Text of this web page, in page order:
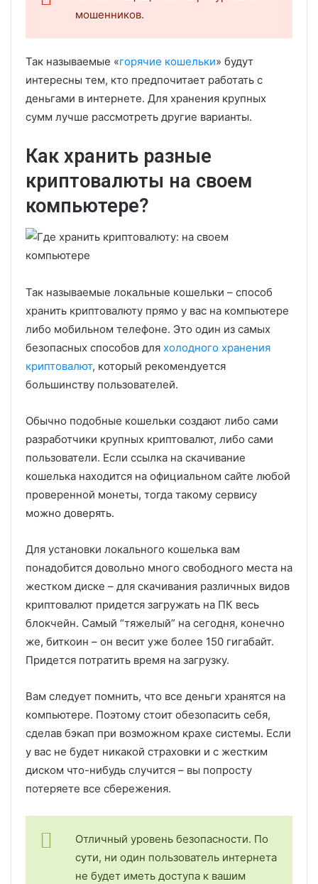
мошенников.
Так называемые «горячие кошельки» будут
интересны тем, кто предпочитает работать с
деньгами в интернете. Для хранения крупных
сумм лучше рассмотреть другие варианты.
Как хранить разные
криптовалюты на своем
компьютере?
Так называемые локальные кошельки – способ
хранить криптовалюту прямо у вас на компьютере
либо мобильном телефоне. Это один из самых
безопасных способов для холодного хранения
криптовалют, который рекомендуется
большинству пользователей.
Обычно подобные кошельки создают либо сами
разработчики крупных криптовалют, либо сами
пользователи. Если ссылка на скачивание
кошелька находится на официальном сайте любой
проверенной монеты, тогда такому сервису
можно доверять.
Для установки локального кошелька вам
понадобится довольно много свободного места на
жестком диске – для скачивания различных видов
криптовалют придется загружать на ПК весь
блокчейн. Самый “тяжелый” на сегодня, конечно
же, биткоин – он весит уже более 150 гигабайт.
Придется потратить время на загрузку.
Вам следует помнить, что все деньги хранятся на
компьютере. Поэтому стоит обезопасить себя,
сделав бэкап при возможном крахе системы. Если
у вас не будет никакой страховки и с жестким
диском что-нибудь случится – вы попросту
потеряете все сбережения.
Отличный уровень безопасности. По
сути, ни один пользователь интернета
не будет иметь доступа к вашим